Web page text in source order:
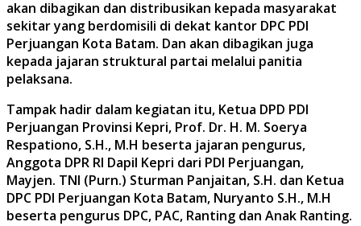
akan dibagikan dan distribusikan kepada masyarakat
sekitar yang berdomisili di dekat kantor DPC PDI
Perjuangan Kota Batam. Dan akan dibagikan juga
kepada jajaran struktural partai melalui panitia
pelaksana.
Tampak hadir dalam kegiatan itu, Ketua DPD PDI
Perjuangan Provinsi Kepri, Prof. Dr. H. M. Soerya
Respationo, S.H., M.H beserta jajaran pengurus,
Anggota DPR RI Dapil Kepri dari PDI Perjuangan,
Mayjen. TNI (Purn.) Sturman Panjaitan, S.H. dan Ketua
DPC PDI Perjuangan Kota Batam, Nuryanto S.H., M.H
beserta pengurus DPC, PAC, Ranting dan Anak Ranting.